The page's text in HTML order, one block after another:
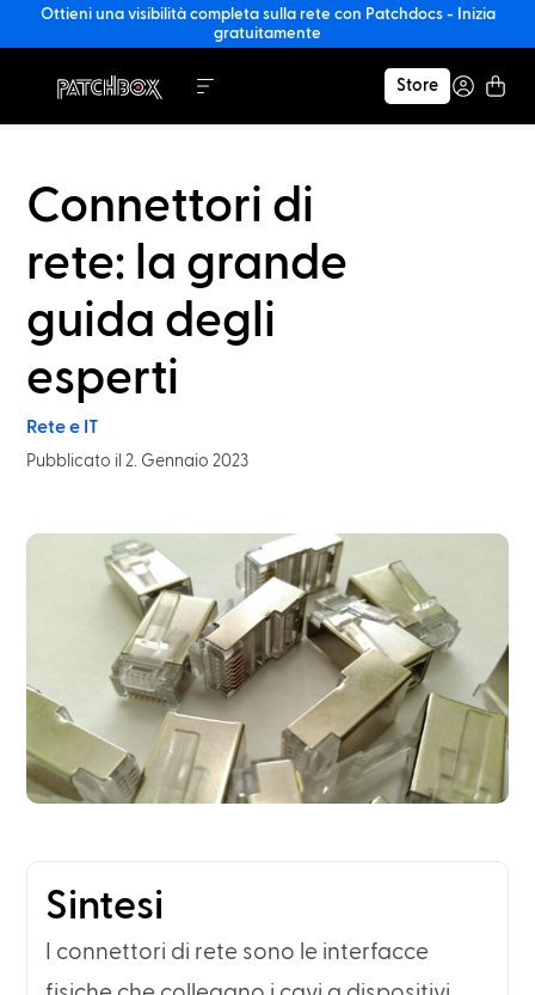
Ottieni una visibilità completa sulla rete con Patchdocs - Inizia
gratuitamente
Store
Connettori di
rete: la grande
guida degli
esperti
Rete e IT
Pubblicato il 2. Gennaio 2023
Sintesi
I connettori di rete sono le interfacce